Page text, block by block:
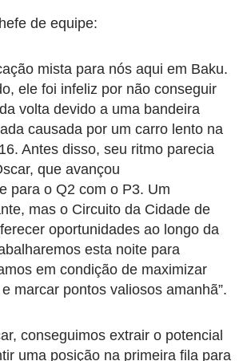
de equipe:
mista para nós aqui em Baku.
ele foi infeliz por não conseguir
volta devido a uma bandeira
causada por um carro lento na
Antes disso, seu ritmo parecia
que avançou
para o Q2 com o P3. Um
mas o Circuito da Cidade de
oportunidades ao longo da
esta noite para
em condição de maximizar
marcar pontos valiosos amanhã”.
conseguimos extrair o potencial
uma posição na primeira fila para